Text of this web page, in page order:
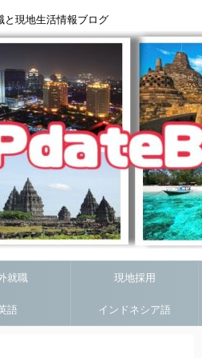
と現地生活情報ブログ
就職 現地採用
語 インドネシア語